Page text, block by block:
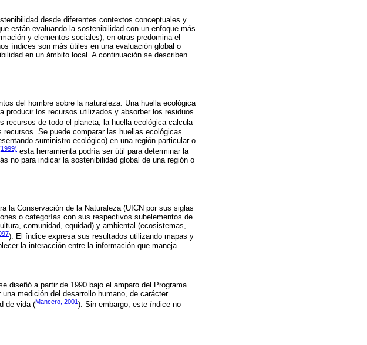
desde diferentes contextos conceptuales y
están evaluando la sostenibilidad con un enfoque más
y elementos sociales), en otras predomina el
índices son más útiles en una evaluación global o
en un ámbito local. A continuación se describen
del hombre sobre la naturaleza. Una huella ecológica
producir los recursos utilizados y absorber los residuos
recursos de todo el planeta, la huella ecológica calcula
Se puede comparar las huellas ecológicas
suministro ecológico) en una región particular o
esta herramienta podría ser útil para determinar la
no para indicar la sostenibilidad global de una región o
la Conservación de la Naturaleza (UICN por sus siglas
o categorías con sus respectivos subelementos de
comunidad, equidad) y ambiental (ecosistemas,
). El índice expresa sus resultados utilizando mapas y
la interacción entre la información que maneja.
diseñó a partir de 1990 bajo el amparo del Programa
medición del desarrollo humano, de carácter
de vida (Mancero, 2001). Sin embargo, este índice no